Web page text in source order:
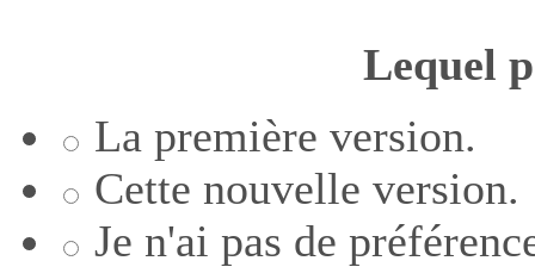
Lequel
La première version.
Cette nouvelle version.
Je n'ai pas de